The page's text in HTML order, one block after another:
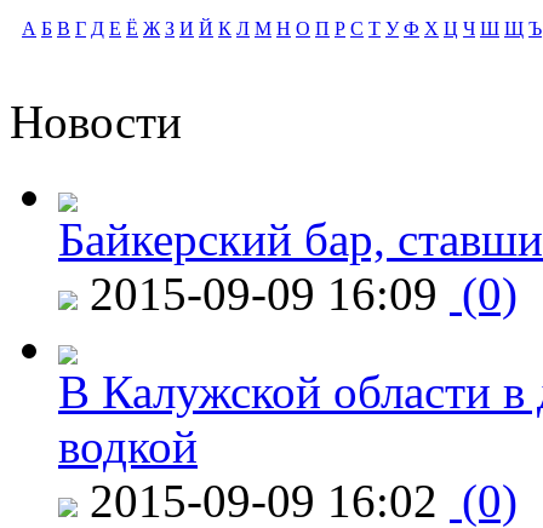
А Б В Г Д Е Ё Ж З И Й К Л М Н О П Р С Т У Ф Х Ц Ч Ш Щ Ъ
Новости
Байкерский бар,
2015-09-09 16:09 (0)
В Калужской области в
водкой
2015-09-09 16:02 (0)